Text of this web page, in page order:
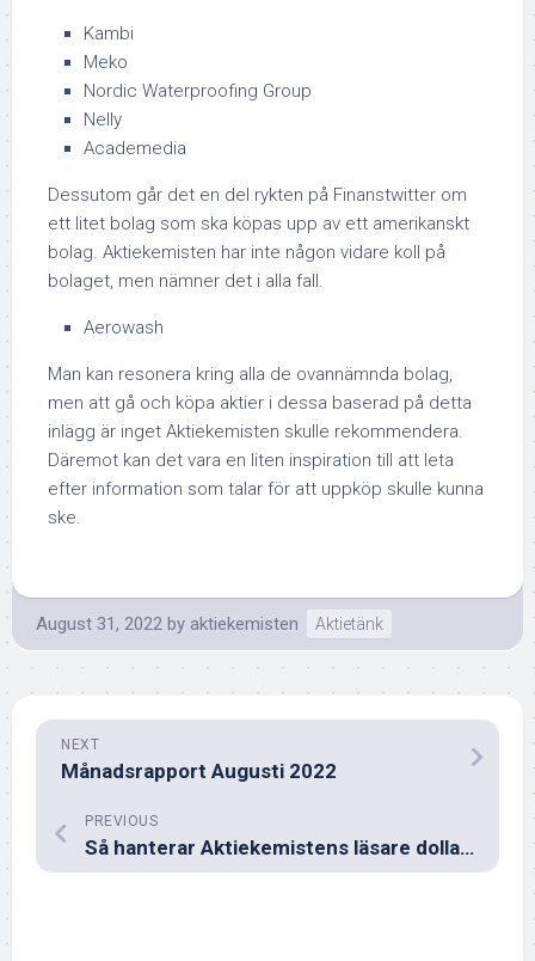
Kambi
Meko
Nordic Waterproofing Group
Nelly
Academedia
Dessutom går det en del rykten på Finanstwitter om
ett litet bolag som ska köpas upp av ett amerikanskt
bolag. Aktiekemisten har inte någon vidare koll på
bolaget, men nämner det i alla fall.
Aerowash
Man kan resonera kring alla de ovannämnda bolag,
men att gå och köpa aktier i dessa baserad på detta
inlägg är inget Aktiekemisten skulle rekommendera.
Däremot kan det vara en liten inspiration till att leta
efter information som talar för att uppköp skulle kunna
ske.
August 31, 2022 by aktiekemisten Aktietänk
NEXT
Månadsrapport Augusti 2022
PREVIOUS
Så hanterar Aktiekemistens läsare dollarn.